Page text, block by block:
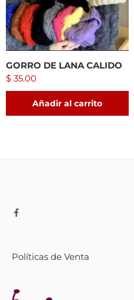
GORRO DE LANA CALIDO
$ 35.00
Añadir al carrito
Políticas de Venta